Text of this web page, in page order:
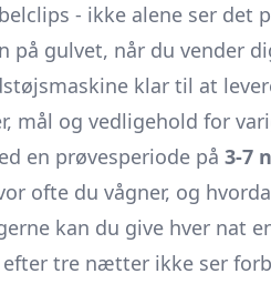
- ikke alene ser det
på gulvet, når du vender
klar til at
mål og vedligehold for
en prøvesperiode på 3-7
ofte du vågner, og
kan du give hver nat
efter tre nætter ikke ser